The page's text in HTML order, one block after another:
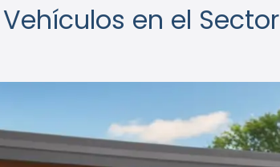
en el Sector